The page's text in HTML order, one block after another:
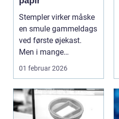
Stempler virker måske
en smule gammeldags
ved første øjekast.
Men i mange
virksomheder og også
01 februar 2026